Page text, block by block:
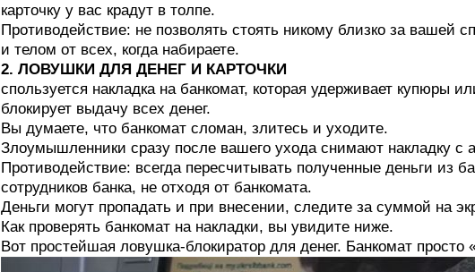
карточку у вас крадут в толпе.
Противодействие: не позволять стоять никому близко за вашей
и телом от всех, когда набираете.
2. ЛОВУШКИ ДЛЯ ДЕНЕГ И КАРТОЧКИ
спользуется накладка на банкомат, которая удерживает купюры
блокирует выдачу всех денег.
Вы думаете, что банкомат сломан, злитесь и уходите.
Злоумышленники сразу после вашего ухода снимают накладку с
Противодействие: всегда пересчитывать полученные деньги из
сотрудников банка, не отходя от банкомата.
Деньги могут пропадать и при внесении, следите за суммой на
Как проверять банкомат на накладки, вы увидите ниже.
Вот простейшая ловушка-блокиратор для денег. Банкомат просто